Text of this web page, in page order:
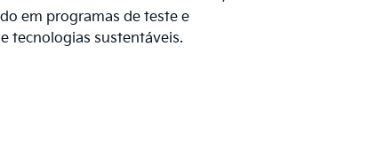
em programas de teste e
tecnologias sustentáveis.